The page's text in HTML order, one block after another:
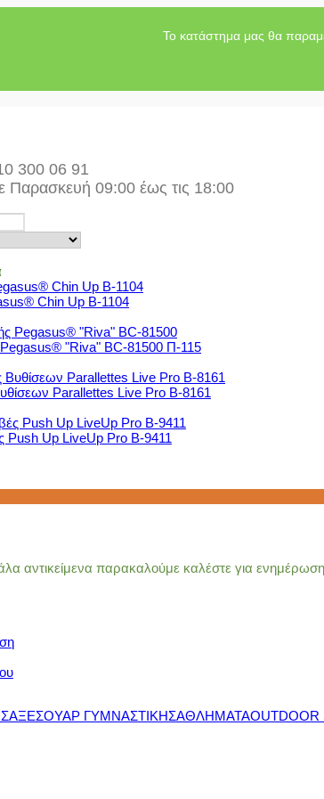
Το κατάστημα μας θα
300 06 91
Παρασκευή 09:00 έως τις 18:00
Chin Up Β-1104
"Riva" BC-81500 Π-115
Parallettes Live Pro Β-8161
Push Up LiveUp Pro Β-9411
αντικείμενα παρακαλούμε καλέστε για
ΑΞΕΣΟΥΑΡ ΓΥΜΝΑΣΤΙΚΗΣΑΘΛΗΜΑΤΑOUTDOOR